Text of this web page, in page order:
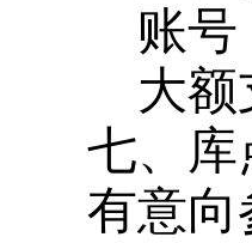
账号
大额
七、库
有意向